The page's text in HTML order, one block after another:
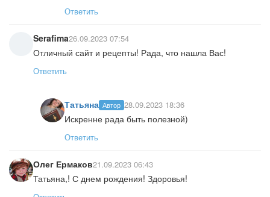
Ответить
Serafima26.09.2023 07:54
Отличный сайт и рецепты! Рада, что нашла Вас!
Ответить
Татьяна Автор 28.09.2023 18:36
Искренне рада быть полезной)
Ответить
Олег Ермаков21.09.2023 06:43
Татьяна,! С днем рождения! Здоровья!